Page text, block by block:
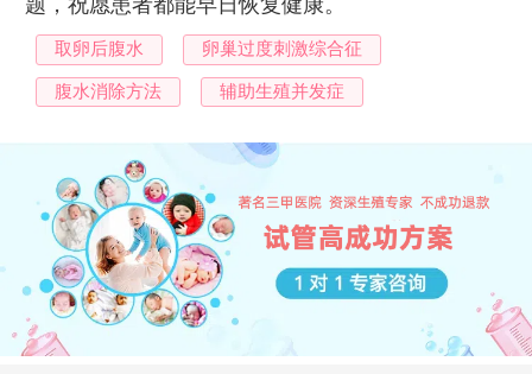
取卵后腹水 卵巢过度刺激综合征
腹水消除方法 辅助生殖并发症